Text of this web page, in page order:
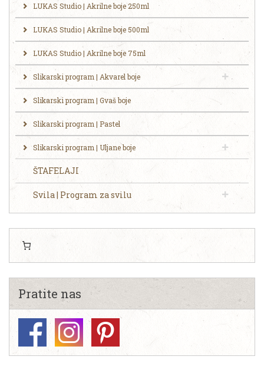
LUKAS Studio | Akrilne boje 250ml
LUKAS Studio | Akrilne boje 500ml
LUKAS Studio | Akrilne boje 75ml
Slikarski program | Akvarel boje
Slikarski program | Gvaš boje
Slikarski program | Pastel
Slikarski program | Uljane boje
ŠTAFELAJI
Svila | Program za svilu
Pratite nas